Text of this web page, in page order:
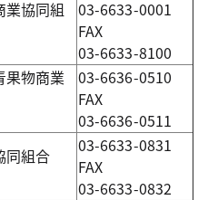
業協同組
03-6633-0001
FAX
03-6633-8100
果物商業
03-6636-0510
FAX
03-6636-0511
同組合
03-6633-0831
FAX
03-6633-0832